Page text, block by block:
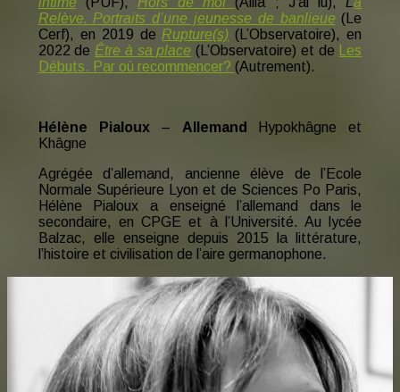
Relève. Portraits d’une jeunesse de banlieue (Le
Cerf), en 2019 de Rupture(s) (L’Observatoire), en
2022 de Être à sa place (L’Observatoire) et de
Les
Débuts. Par où recommencer? (Autrement).
Hélène Pialoux– Allemand
Hypokhâgne et
Khâgne
Agrégée d’allemand, ancienne élève de l’Ecole
Normale Supérieure Lyon et de Sciences Po Paris,
Hélène Pialoux a enseigné l’allemand dans le
secondaire, en CPGE et à l’Université. Au lycée
Balzac, elle enseigne depuis 2015 la littérature,
l’histoire et civilisation de l’aire germanophone.